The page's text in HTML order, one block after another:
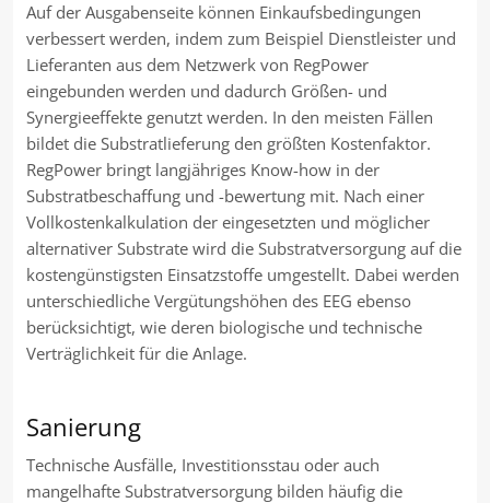
Auf der Ausgabenseite können Einkaufsbedingungen
verbessert werden, indem zum Beispiel Dienstleister und
Lieferanten aus dem Netzwerk von RegPower
eingebunden werden und dadurch Größen- und
Synergieeffekte genutzt werden. In den meisten Fällen
bildet die Substratlieferung den größten Kostenfaktor.
RegPower bringt langjähriges Know-how in der
Substratbeschaffung und -bewertung mit. Nach einer
Vollkostenkalkulation der eingesetzten und möglicher
alternativer Substrate wird die Substratversorgung auf die
kostengünstigsten Einsatzstoffe umgestellt. Dabei werden
unterschiedliche Vergütungshöhen des EEG ebenso
berücksichtigt, wie deren biologische und technische
Verträglichkeit für die Anlage.
Sanierung
Technische Ausfälle, Investitionsstau oder auch
mangelhafte Substratversorgung bilden häufig die